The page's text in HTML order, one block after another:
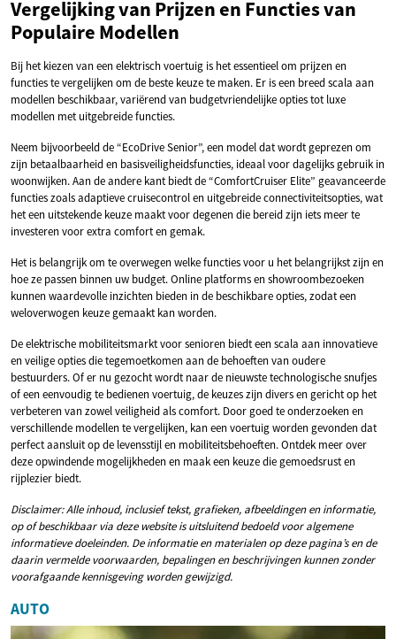
Vergelijking van Prijzen en Functies van
Populaire Modellen
Bij het kiezen van een elektrisch voertuig is het essentieel om prijzen en
functies te vergelijken om de beste keuze te maken. Er is een breed scala aan
modellen beschikbaar, variërend van budgetvriendelijke opties tot luxe
modellen met uitgebreide functies.
Neem bijvoorbeeld de “EcoDrive Senior”, een model dat wordt geprezen om
zijn betaalbaarheid en basisveiligheidsfuncties, ideaal voor dagelijks gebruik in
woonwijken. Aan de andere kant biedt de “ComfortCruiser Elite” geavanceerde
functies zoals adaptieve cruisecontrol en uitgebreide connectiviteitsopties, wat
het een uitstekende keuze maakt voor degenen die bereid zijn iets meer te
investeren voor extra comfort en gemak.
Het is belangrijk om te overwegen welke functies voor u het belangrijkst zijn en
hoe ze passen binnen uw budget. Online platforms en showroombezoeken
kunnen waardevolle inzichten bieden in de beschikbare opties, zodat een
weloverwogen keuze gemaakt kan worden.
De elektrische mobiliteitsmarkt voor senioren biedt een scala aan innovatieve
en veilige opties die tegemoetkomen aan de behoeften van oudere
bestuurders. Of er nu gezocht wordt naar de nieuwste technologische snufjes
of een eenvoudig te bedienen voertuig, de keuzes zijn divers en gericht op het
verbeteren van zowel veiligheid als comfort. Door goed te onderzoeken en
verschillende modellen te vergelijken, kan een voertuig worden gevonden dat
perfect aansluit op de levensstijl en mobiliteitsbehoeften. Ontdek meer over
deze opwindende mogelijkheden en maak een keuze die gemoedsrust en
rijplezier biedt.
Disclaimer: Alle inhoud, inclusief tekst, grafieken, afbeeldingen en informatie,
op of beschikbaar via deze website is uitsluitend bedoeld voor algemene
informatieve doeleinden. De informatie en materialen op deze pagina’s en de
daarin vermelde voorwaarden, bepalingen en beschrijvingen kunnen zonder
voorafgaande kennisgeving worden gewijzigd.
AUTO